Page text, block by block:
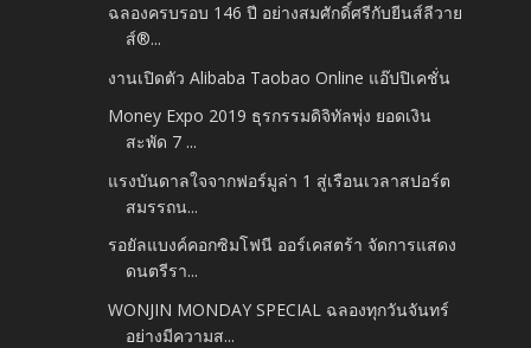
ฉลองครบรอบ 146 ปี อย่างสมศักดิ์ศรีกับยีนส์ลีวาย
ส์®...
งานเปิดตัว Alibaba Taobao Online แอ๊ปปิเคชั่น
Money Expo 2019 ธุรกรรมดิจิทัลพุ่ง ยอดเงิน
สะพัด 7 ...
แรงบันดาลใจจากฟอร์มูล่า 1 สู่เรือนเวลาสปอร์ต
สมรรถน...
รอยัลแบงค์คอกซิมโฟนี ออร์เคสตร้า จัดการแสดง
ดนตรีรา...
WONJIN MONDAY SPECIAL ฉลองทุกวันจันทร์
อย่างมีความส...